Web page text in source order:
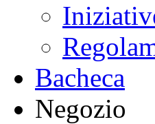
Bacheca
Negozio